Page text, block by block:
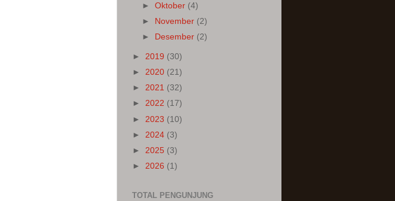
►Oktober (4)
►
November (2)
►
Desember (2)
► 2019 (30)
► 2020 (21)
► 2021 (32)
► 2022 (17)
► 2023 (10)
► 2024 (3)
► 2025 (3)
► 2026 (1)
TOTAL PENGUNJUNG